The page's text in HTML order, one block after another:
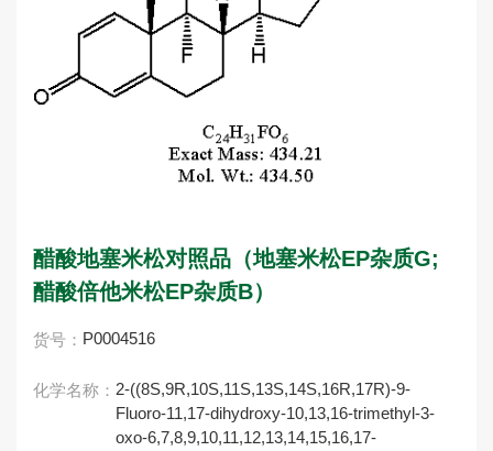
醋酸地塞米松对照品（地塞米松EP杂质G;
醋酸倍他米松EP杂质B）
货号： P0004516
化学名称： 2-((8S,9R,10S,11S,13S,14S,16R,17R)-9-
Fluoro-11,17-dihydroxy-10,13,16-trimethyl-3-
oxo-6,7,8,9,10,11,12,13,14,15,16,17-